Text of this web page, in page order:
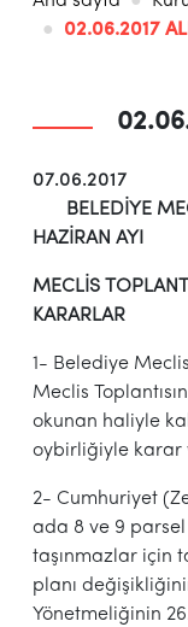
02.06.2017
07.06.2017
BELEDİYE
HAZİRAN AYI
MECLİS
KARARLAR
1- Belediye
Meclis
okunan haliyle
oybirliğiyle karar
2- Cumhuriyet
ada 8 ve 9
taşınmazlar için
planı
Yönetmeliğinin